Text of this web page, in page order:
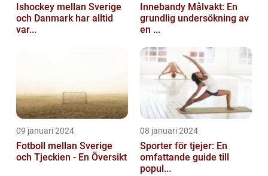
Ishockey mellan Sverige
och Danmark har alltid
var...
Innebandy Målvakt: En
grundlig undersökning av
en ...
09 januari 2024
Fotboll mellan Sverige
och Tjeckien - En Översikt
08 januari 2024
Sporter för tjejer: En
omfattande guide till
popul...